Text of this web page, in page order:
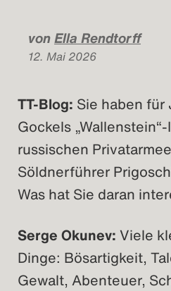
vonElla Rendtorff
12. Mai 2026
TT-Blog: Sie haben
Gockels
russischen
Söldnerführer
Was hat Sie daran
Serge Okunev: Viele
Dinge: Bösartigkeit,
Gewalt, Abenteuer,